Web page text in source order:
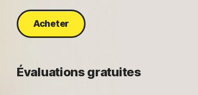
Acheter
Évaluations gratuites